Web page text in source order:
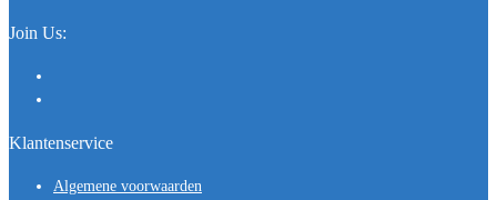
Join Us:
Klantenservice
Algemene voorwaarden